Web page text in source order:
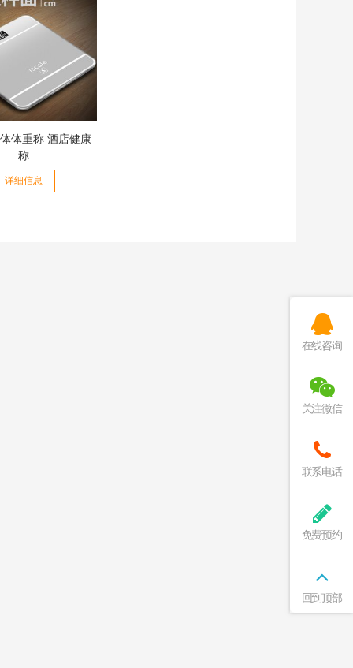
体重称 酒店健康
称
详细信息
在线咨询
关注微信
联系电话
免费预约
回到顶部